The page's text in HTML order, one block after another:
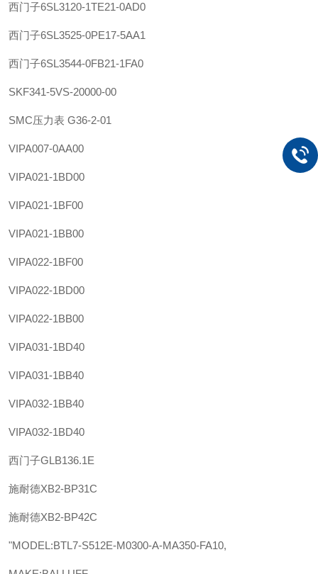
西门子6SL3120-1TE21-0AD0
西门子6SL3525-0PE17-5AA1
西门子6SL3544-0FB21-1FA0
SKF341-5VS-20000-00
SMC压力表 G36-2-01
VIPA007-0AA00
VIPA021-1BD00
VIPA021-1BF00
VIPA021-1BB00
VIPA022-1BF00
VIPA022-1BD00
VIPA022-1BB00
VIPA031-1BD40
VIPA031-1BB40
VIPA032-1BB40
VIPA032-1BD40
西门子GLB136.1E
施耐德XB2-BP31C
施耐德XB2-BP42C
"MODEL:BTL7-S512E-M0300-A-MA350-FA10,